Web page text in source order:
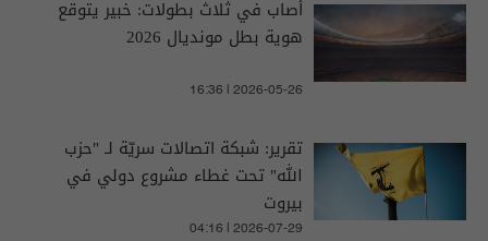
أصاب في ثلاث بطولات: خبير يتوقع
هوية بطل مونديال 2026
16:36 | 2026-05-26
تقرير: شبكة اتصالات سريّة لـ "حزب
الله" تحت غطاء مشروع دولي في
بيروت
04:16 | 2026-07-29